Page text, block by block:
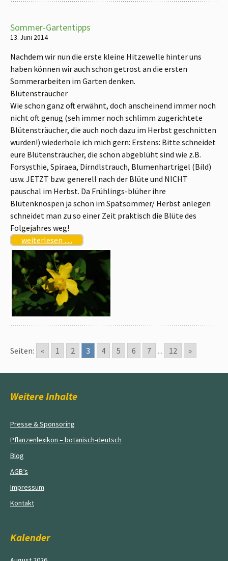
Sommer-Gartentipps
13. Juni 2014
Nachdem wir nun die erste kleine Hitzewelle hinter uns
haben können wir auch schon getrost an die ersten
Sommerarbeiten im Garten denken.
Blütensträucher
Wie schon ganz oft erwähnt, doch anscheinend immer noch
nicht oft genug (seh immer noch schlimm zugerichtete
Blütensträucher, die auch noch dazu im Herbst geschnitten
wurden!) wiederhole ich mich gern: Erstens: Bitte schneidet
eure Blütensträucher, die schon abgeblüht sind wie z.B.
Forsysthie, Spiraea, Dirndlstrauch, Blumenhartrigel (Bild)
usw. JETZT bzw. generell nach der Blüte und NICHT
pauschal im Herbst. Da Frühlings-blüher ihre
Blütenknospen ja schon im Spätsommer/ Herbst anlegen
schneidet man zu so einer Zeit praktisch die Blüte des
Folgejahres weg!
weiterlesen …
Seiten: « 1 2 3 4 5 6 7 ... 12 »
Weitere Inhalte
Presse & Sponsoring
Pflanzenlexikon – botanisch-deutsch
Blog
AGB’s
Impressum
Kontakt
Kalender